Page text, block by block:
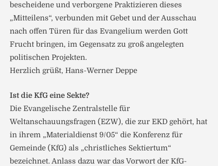
bescheidene und verborgene Praktizieren dieses
„Mitteilens“, verbunden mit Gebet und der Ausschau
nach offen Türen für das Evangelium werden Gott
Frucht bringen, im Gegensatz zu groß angelegten
politischen Projekten.
Herzlich grüßt, Hans-Werner Deppe
Ist die KfG eine Sekte?
Die Evangelische Zentralstelle für
Weltanschauungsfragen (EZW), die zur EKD gehört, hat
in ihrem „Materialdienst 9/05“ die Konferenz für
Gemeinde (KfG) als „christliches Sektiertum“
bezeichnet. Anlass dazu war das Vorwort der KfG-